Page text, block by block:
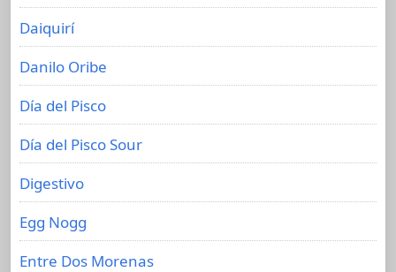
Daiquirí
Danilo Oribe
Día del Pisco
Día del Pisco Sour
Digestivo
Egg Nogg
Entre Dos Morenas